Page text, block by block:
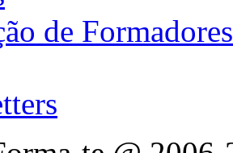
de Formadores